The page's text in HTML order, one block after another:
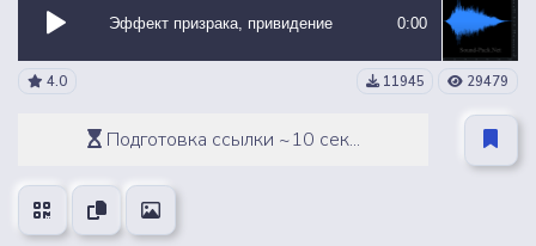
Эффект призрака, привидение 0:00
4.0 11945 29479
Подготовка ссылки ~10 сек...